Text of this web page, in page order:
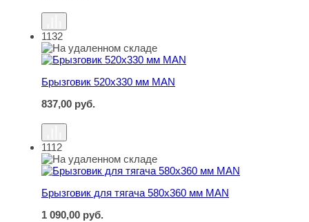
Брызговик 520х330 мм MAN
1132
Брызговик 520х330 мм MAN
837,00 руб.
Брызговик для тягача 580х360 мм MAN
1112
Брызговик для тягача 580х360 мм MAN
1 090,00 руб.